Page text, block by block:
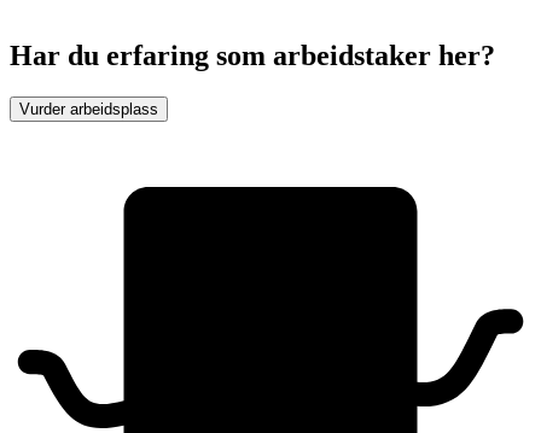
Har du erfaring som arbeidstaker her?
Vurder arbeidsplass